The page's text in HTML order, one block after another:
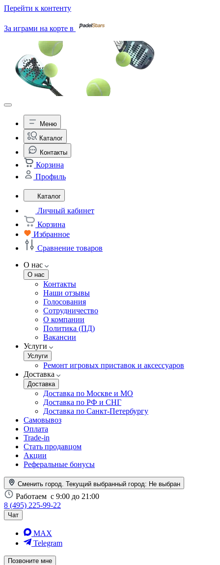
Перейти к контенту
За играми на корте в
Меню
Каталог
Контакты
Корзина
Профиль
Каталог
Личный кабинет
Корзина
Избранное
Сравнение товаров
О нас
О нас
Контакты
Наши отзывы
Голосования
Сотрудничество
О компании
Политика (ПД)
Вакансии
Услуги
Услуги
Ремонт игровых приставок и аксессуаров
Доставка
Доставка
Доставка по Москве и МО
Доставка по РФ и СНГ
Доставка по Санкт-Петербургу
Самовывоз
Оплата
Trade-in
Стать продавцом
Акции
Реферальные бонусы
Сменить город. Текущий выбранный город: Не выбран
Работаем с 9:00 до 21:00
8 (495) 225-99-22
Чат
MAX
Telegram
Позвоните мне